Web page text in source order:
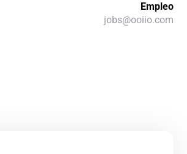
Empleo
jobs@ooiio.com